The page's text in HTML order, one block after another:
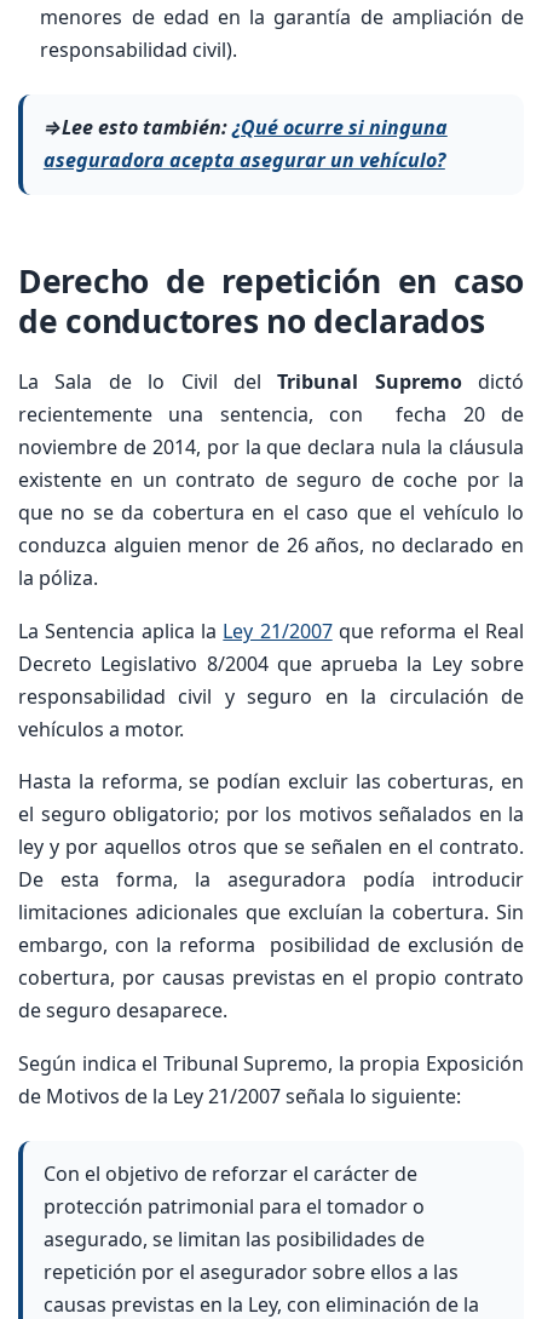
menores de edad en la garantía de ampliación de
responsabilidad civil).
⇒Lee esto también:¿Qué ocurre si ninguna
aseguradora acepta asegurar un vehículo?
Derecho de repetición en caso
de conductores no declarados
La Sala de lo Civil delTribunal Supremodictó
recientemente una sentencia, con fecha 20 de
noviembre de 2014, por la que declara nula la cláusula
existente en un contrato de seguro de coche por la
que no se da cobertura en el caso que el vehículo lo
conduzca alguien menor de 26 años, no declarado en
la póliza.
La Sentencia aplica la Ley 21/2007que reforma el Real
Decreto Legislativo 8/2004 que aprueba la Ley sobre
responsabilidad civil y seguro en la circulación de
vehículos a motor.
Hasta la reforma, se podían excluir las coberturas, en
el seguro obligatorio; por los motivos señalados en la
ley y por aquellos otros que se señalen en el contrato.
De esta forma, la aseguradora podía introducir
limitaciones adicionales que excluían la cobertura. Sin
embargo, con la reforma posibilidad de exclusión de
cobertura, por causas previstas en el propio contrato
de seguro desaparece.
Según indica el Tribunal Supremo, la propia Exposición
de Motivos de la Ley 21/2007 señala lo siguiente:
Con el objetivo de reforzar el carácter de
protección patrimonial para el tomador o
asegurado, se limitan las posibilidades de
repetición por el asegurador sobre ellos a las
causas previstas en la Ley, con eliminación de la